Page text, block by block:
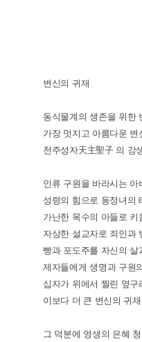
변신의 귀재
동식물계의 생존을 위한
가장 멋지고 아름다운 변
천주성자天主聖子 의 강
인류 구원을 바라시는 아
성령의 힘으로 동정녀의
가난한 목수의 아들로 키
자상한 설교자로 죄인과
빵과 포도주를 자신의 살
제자들에게 생명과 구원
십자가 위에서 찔린 옆
이보다 더 큰 변신의 귀
그 덕분에 영생의 은혜